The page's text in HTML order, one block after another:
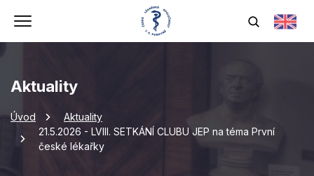
Aktuality
Úvod
Aktuality
21.5.2026 - LVIII. SETKÁNÍ CLUBU JEP na téma První
české lékařky